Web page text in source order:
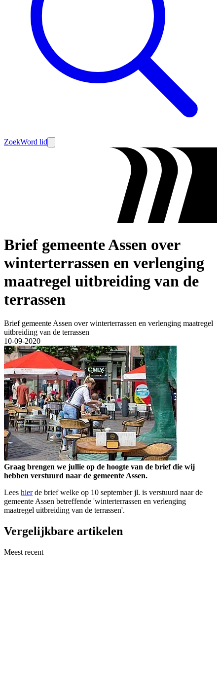
ZoekWord lid
Brief gemeente Assen over
winterterrassen en verlenging
maatregel uitbreiding van de
terrassen
Brief gemeente Assen over winterterrassen en verlenging maatregel
uitbreiding van de terrassen
10-09-2020
Graag brengen we jullie op de hoogte van de brief die wij
hebben verstuurd naar de gemeente Assen.
Lees hierde brief welke op 10 september jl. is verstuurd naar de
gemeente Assen betreffende 'winterterrassen en verlenging
maatregel uitbreiding van de terrassen'.
Vergelijkbare artikelen
Meest recent